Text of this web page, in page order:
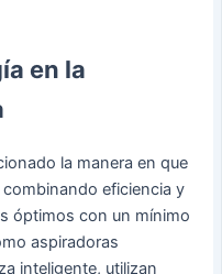
en la
la manera en que
eficiencia y
óptimos con un mínimo
aspiradoras
inteligente, utilizan